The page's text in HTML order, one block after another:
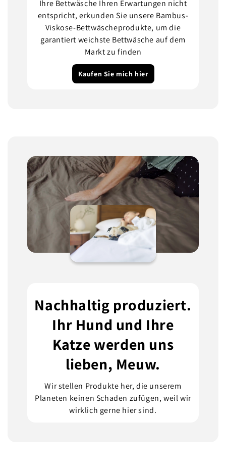
Ihre Bettwäsche Ihren Erwartungen nicht
entspricht, erkunden Sie unsere Bambus-
Viskose-Bettwäscheprodukte, um die
garantiert weichste Bettwäsche auf dem
Markt zu finden
Kaufen Sie mich hier
Nachhaltig produziert.
Ihr Hund und Ihre
Katze werden uns
lieben, Meuw.
Wir stellen Produkte her, die unserem
Planeten keinen Schaden zufügen, weil wir
wirklich gerne hier sind.